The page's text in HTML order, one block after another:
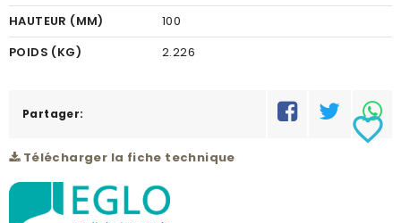
HAUTEUR (MM)
100
POIDS (KG)
2.226
RÉSEAU
Partager:
Télécharger la fiche technique
favorite_border